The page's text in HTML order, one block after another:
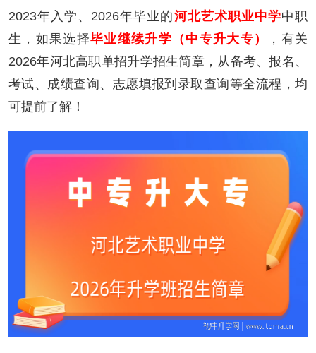
2023年入学、2026年毕业的河北艺术职业中学中职
生，如果选择毕业继续升学（ 中专升大专）
，有关
2026年河北高职单招升学招生简章，从备考、报名、
考试、成绩查询、志愿填报到录取查询等全流程，均
可提前了解！